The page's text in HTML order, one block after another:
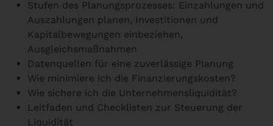
Stufen des Planungsprozesses: Einzahlungen und
Auszahlungen planen, Investitionen und
Kapitalbewegungen einbeziehen,
Ausgleichsmaßnahmen
Datenquellen für eine zuverlässige Planung
Wie minimiere ich die Finanzierungskosten?
Wie sichere ich die Unternehmensliquidität?
Leitfaden und Checklisten zur Steuerung der
Liquidität